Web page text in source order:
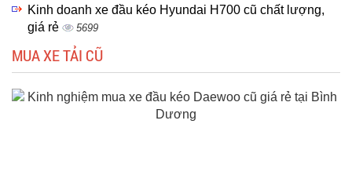
Kinh doanh xe đầu kéo Hyundai H700 cũ chất lượng,
giá rẻ
5699
MUA XE TẢI CŨ